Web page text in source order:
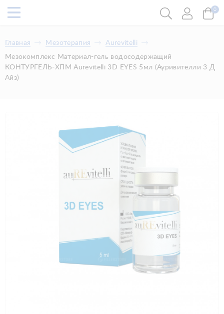
0
Главная Мезотерапия
Aurevitelli
Мезокомплекс Материал-гель водосодержащий
КОНТУРГЕЛЬ-ХПМ Aurevitelli 3D EYES 5мл (Ауривителли 3 Д
Айз)